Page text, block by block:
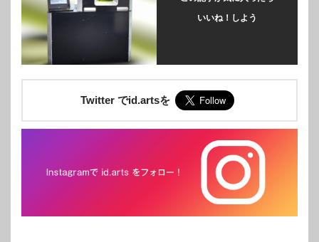
いいね！しよう
Twitter でid.artsを